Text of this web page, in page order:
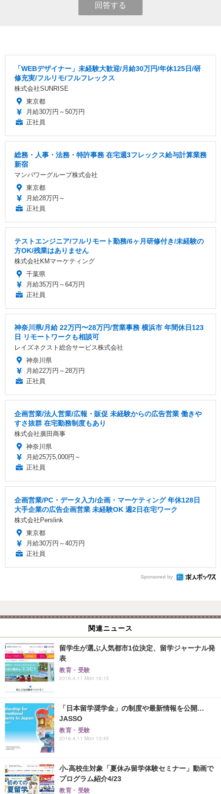
回答する
「WEBデザイナー」未経験大歓迎/月給30万円/年休125日/研
修充実/フルリモ/フルフレックス
株式会社SUNRISE
東京都
月給30万円～50万円
正社員
総務・人事・法務・特許事務 在宅週3フレックス給与計算業務
新宿
マンパワーグループ株式会社
東京都
月給28万円～
正社員
テストエンジニア/フルリモート勤務/6ヶ月研修付き/未経験の
方OK/残業はありません
株式会社KMマーケティング
千葉県
月給35万円～64万円
正社員
神奈川県/月給 22万円〜28万円/営業事務 横浜市 年間休日123
日 リモートワークも相談可
レイズネクスト総合サービス株式会社
神奈川県
月給22万円～28万円
正社員
企画営業/法人営業/広報・販促 未経験からの広告営業 働きや
すさ抜群 在宅勤務制度もあり
株式会社廣田商事
神奈川県
月給25万5,000円～
正社員
企画営業/PC・データ入力/企画・マーケティング 年休128日
大手企業の広告企画営業 未経験OK 週2日在宅ワーク
株式会社Perslink
東京都
月給30万円～40万円
正社員
Sponsored by
関連ニュース
留学生が選ぶ人気都市1位決定、留学ジャーナル発
表
教育・受験
2016.4.11 Mon 16:15
「日本留学奨学金」の制度や最新情報を公開…
JASSO
教育・受験
2016.4.11 Mon 13:45
小-高校生対象「夏休み留学体験セミナー」動画で
プログラム紹介4/23
教育・受験